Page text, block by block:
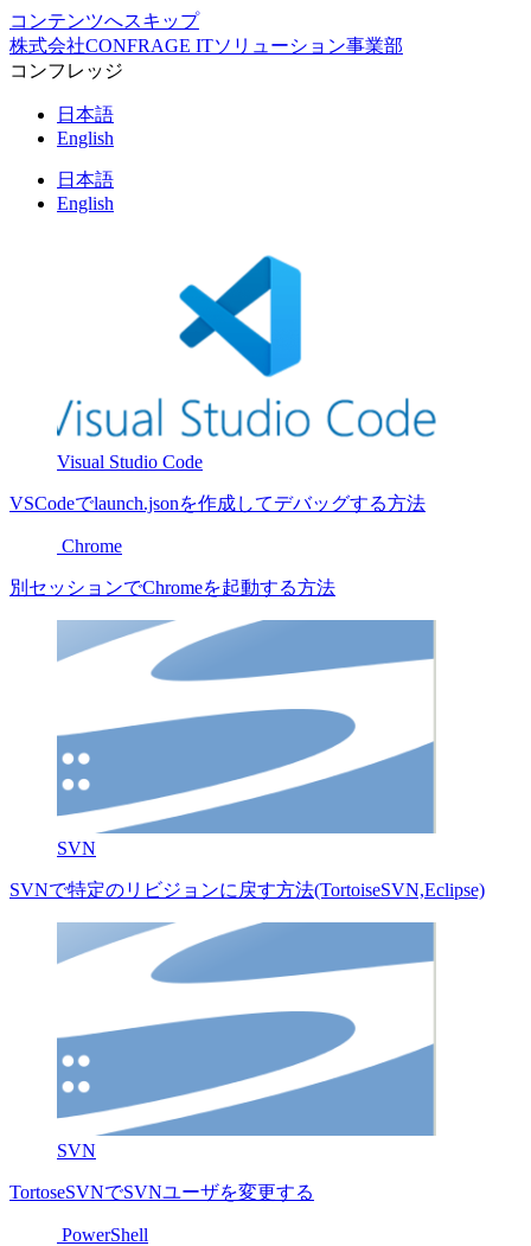
コンテンツへスキップ
株式会社CONFRAGE ITソリューション事業部
コンフレッジ
日本語
English
日本語
English
Visual Studio Code
VSCodeでlaunch.jsonを作成してデバッグする方法
Chrome
別セッションでChromeを起動する方法
SVN
SVNで特定のリビジョンに戻す方法(TortoiseSVN,Eclipse)
SVN
TortoseSVNでSVNユーザを変更する
PowerShell